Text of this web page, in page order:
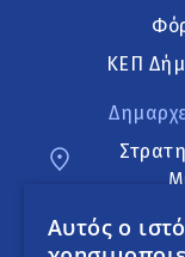
ΚΕΠ
Αυτός ο